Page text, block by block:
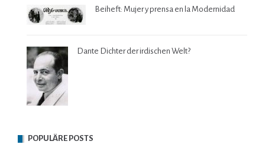
Beiheft: Mujer y prensa en la Modernidad
Dante Dichter der irdischen Welt?
POPULÄRE POSTS